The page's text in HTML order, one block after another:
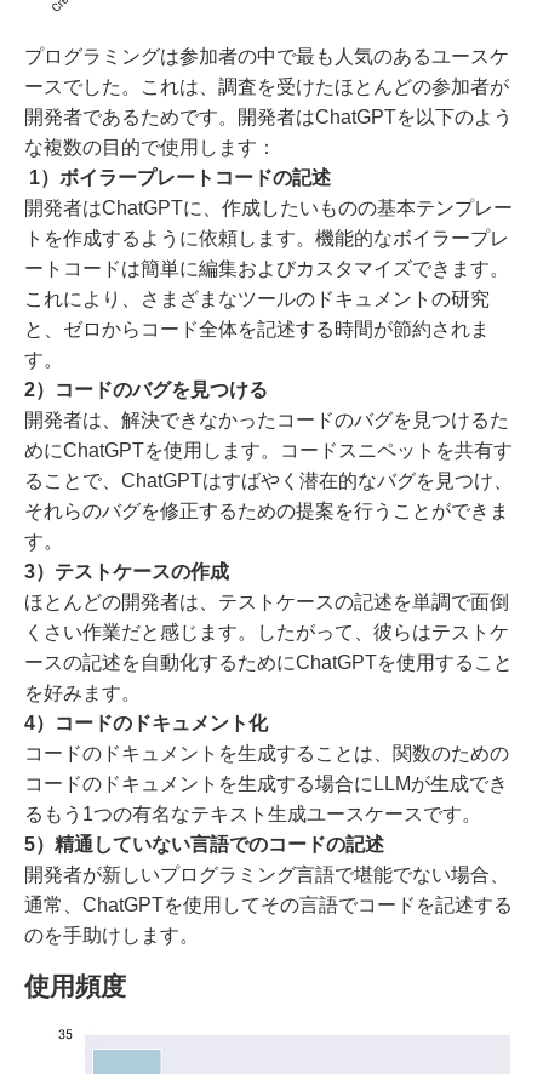
プログラミングは参加者の中で最も人気のあるユースケ
ースでした。これは、調査を受けたほとんどの参加者が
開発者であるためです。開発者はChatGPTを以下のよう
な複数の目的で使用します：
1）ボイラープレートコードの記述
開発者はChatGPTに、作成したいものの基本テンプレー
トを作成するように依頼します。機能的なボイラープレ
ートコードは簡単に編集およびカスタマイズできます。
これにより、さまざまなツールのドキュメントの研究
と、ゼロからコード全体を記述する時間が節約されま
す。
2）コードのバグを見つける
開発者は、解決できなかったコードのバグを見つけるた
めにChatGPTを使用します。コードスニペットを共有す
ることで、ChatGPTはすばやく潜在的なバグを見つけ、
それらのバグを修正するための提案を行うことができま
す。
3）テストケースの作成
ほとんどの開発者は、テストケースの記述を単調で面倒
くさい作業だと感じます。したがって、彼らはテストケ
ースの記述を自動化するためにChatGPTを使用すること
を好みます。
4）コードのドキュメント化
コードのドキュメントを生成することは、関数のための
コードのドキュメントを生成する場合にLLMが生成でき
るもう1つの有名なテキスト生成ユースケースです。
5）精通していない言語でのコードの記述
開発者が新しいプログラミング言語で堪能でない場合、
通常、ChatGPTを使用してその言語でコードを記述する
のを手助けします。
使用頻度